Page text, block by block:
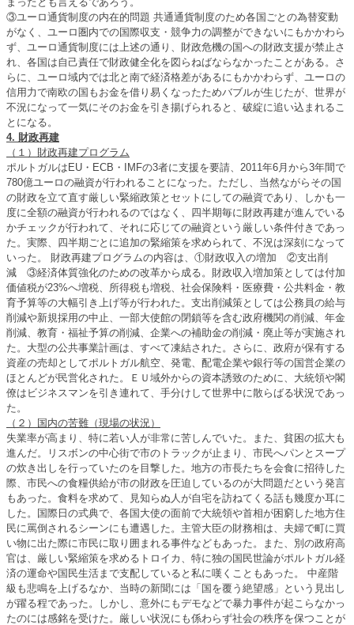
③ユーロ通貨制度の内在的問題 共通通貨制度のため各国ごとの為替変動
がなく、ユーロ圏内での国際収支・競争力の調整ができないにもかかわら
ず、ユーロ通貨制度には上述の通り、財政危機の国への財政支援が禁止さ
れ、各国は自己責任で財政健全化を図らねばならなかったことがある。さ
らに、ユーロ域内では北と南で経済格差があるにもかかわらず、ユーロの
信用力で南欧の国もお金を借り易くなったためバブルが生じたが、世界が
不況になって一気にそのお金を引き揚げられると、破綻に追い込まれるこ
とになる。
4. 財政再建
（１）財政再建プログラム
ポルトガルはEU・ECB・IMFの3者に支援を要請、2011年6月から3年間で
780億ユーロの融資が行われることになった。ただし、当然ながらその国
の財政を立て直す厳しい緊縮政策とセットにしての融資であり、しかも一
度に全額の融資が行われるのではなく、四半期毎に財政再建が進んでいる
かチェックが行われて、それに応じての融資という厳しい条件付きであっ
た。実際、四半期ごとに追加の緊縮策を求められて、不況は深刻になって
いった。 財政再建プログラムの内容は、①財政収入の増加 ②支出削
減 ③経済体質強化のための改革から成る。財政収入増加策としては付加
価値税が23%へ増税、所得税も増税、社会保険料・医療費・公共料金・教
育予算等の大幅引き上げ等が行われた。支出削減策としては公務員の給与
削減や新規採用の中止、一部大使館の閉鎖等を含む政府機関の削減、年金
削減、教育・福祉予算の削減、企業への補助金の削減・廃止等が実施され
た。大型の公共事業計画は、すべて凍結された。さらに、政府が保有する
資産の売却としてポルトガル航空、発電、配電企業や銀行等の国営企業の
ほとんどが民営化された。ＥＵ域外からの資本誘致のために、大統領や閣
僚はビジネスマンを引き連れて、手分けして世界中に散らばる状況であっ
た。
（２）国内の苦難（現場の状況）
失業率が高まり、特に若い人が非常に苦しんでいた。また、貧困の拡大も
進んだ。リスボンの中心街で市のトラックが止まり、市民へパンとスープ
の炊き出しを行っていたのを目撃した。地方の市長たちを会食に招待した
際、市民への食糧供給が市の財政を圧迫しているのが大問題だという発言
もあった。食料を求めて、見知らぬ人が自宅を訪ねてくる話も幾度か耳に
した。国際日の式典で、各国大使の面前で大統領や首相が困窮した地方住
民に罵倒されるシーンにも遭遇した。主管大臣の財務相は、夫婦で町に買
い物に出た際に市民に取り囲まれる事件などもあった。また、別の政府高
官は、厳しい緊縮策を求めるトロイカ、特に独の国民世論がポルトガル経
済の運命や国民生活まで支配していると私に嘆くこともあった。 中産階
級も悲鳴を上げるなか、当時の新聞には「国を覆う絶望感」という見出し
が躍る程であった。しかし、意外にもデモなどで暴力事件が起こらなかっ
たのには感銘を受けた。厳しい状況にも係わらず社会の秩序を保つことが